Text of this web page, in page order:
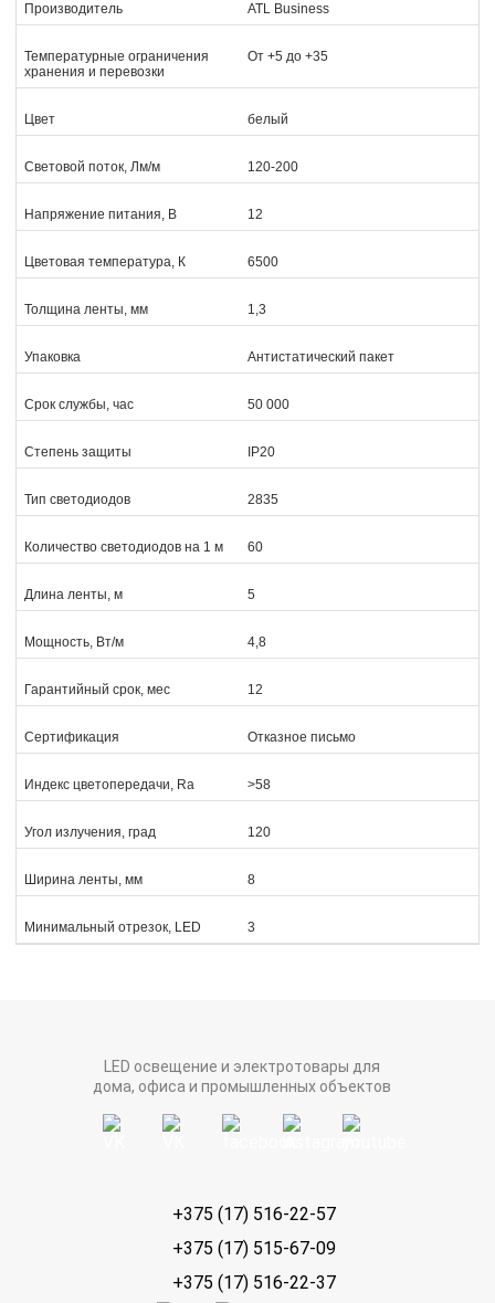
Производитель ATL Business
Температурные ограничения
хранения и перевозки
От +5 до +35
Цвет белый
Световой поток, Лм/м 120-200
Напряжение питания, В 12
Цветовая температура, К 6500
Толщина ленты, мм 1,3
Упаковка Антистатический пакет
Срок службы, час 50 000
Степень защиты IP20
Тип светодиодов 2835
Количество светодиодов на 1 м 60
Длина ленты, м 5
Мощность, Вт/м 4,8
Гарантийный срок, мес 12
Сертификация Отказное письмо
Индекс цветопередачи, Ra >58
Угол излучения, град 120
Ширина ленты, мм 8
Минимальный отрезок, LED 3
LED освещение и электротовары для
дома, офиса и промышленных объектов
+375 (17) 516-22-57
+375 (17) 515-67-09
+375 (17) 516-22-37